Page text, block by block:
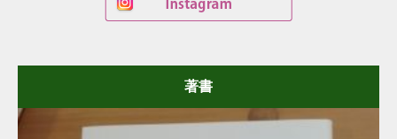
著書